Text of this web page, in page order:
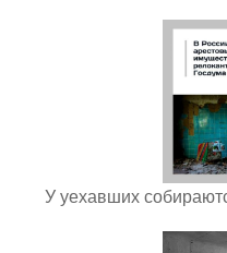
У уехавших